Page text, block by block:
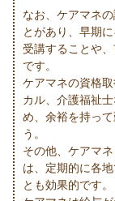
なお、ケアマネ
とがあり、早期
受講することや
です。
ケアマネの資格
カル、介護福祉
め、余裕を持っ
う。
その他、ケアマ
は、定期的に各
とも効果的です。